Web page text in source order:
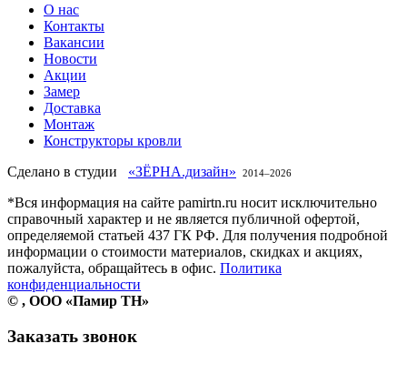
О нас
Контакты
Вакансии
Новости
Акции
Замер
Доставка
Монтаж
Конструкторы кровли
Сделано в студии «ЗЁРНА.дизайн» 2014–2026
*Вся информация на сайте pamirtn.ru носит исключительно
справочный характер и не является публичной офертой,
определяемой статьей 437 ГК РФ. Для получения подробной
информации о стоимости материалов, скидках и акциях,
пожалуйста, обращайтесь в офис. Политика
конфиденциальности
© , ООО «Памир ТН»
Заказать звонок